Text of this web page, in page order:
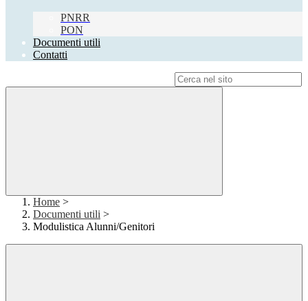
PNRR
PON
Documenti utili
Contatti
Home >
Documenti utili >
Modulistica Alunni/Genitori